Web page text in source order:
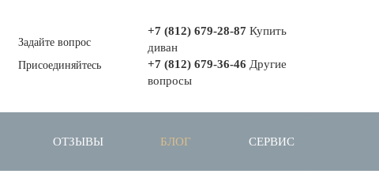
Задайте вопрос
Присоединяйтесь
+7 (812) 679-28-87 Купить
диван
+7 (812) 679-36-46 Другие
вопросы
ОТЗЫВЫ БЛОГ СЕРВИС